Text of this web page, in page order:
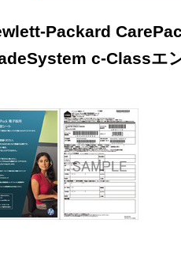
Packard
c-Classエ